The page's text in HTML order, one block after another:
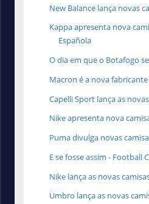
New Balance lança novas
Kappa apresenta nova
Española
O dia em que o Botafogo
Macron é a nova
Capelli Sport lança as
Nike apresenta nova
Puma divulga novas
E se fosse assim - Football
Nike lança as novas
Umbro lança as novas